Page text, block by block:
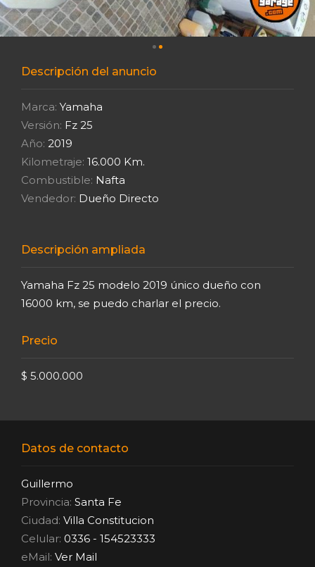
Descripción del anuncio
Marca: Yamaha
Versión: Fz 25
Año: 2019
Kilometraje: 16.000 Km.
Combustible: Nafta
Vendedor: Dueño Directo
Descripción ampliada
Yamaha Fz 25 modelo 2019 único dueño con
16000 km, se puedo charlar el precio.
Precio
$ 5.000.000
Datos de contacto
Guillermo
Provincia: Santa Fe
Ciudad: Villa Constitucion
Celular: 0336 - 154523333
eMail: Ver Mail